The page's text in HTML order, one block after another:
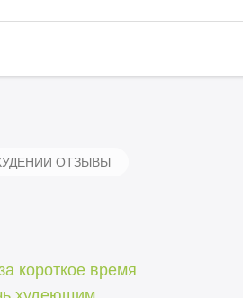
ОТЗЫВЫ
короткое время